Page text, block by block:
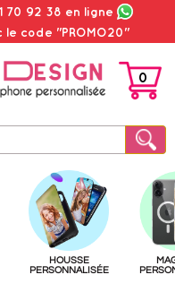
70 92 38 en ligne
code "PROMO20"
PANIER
0
HOUSSE
PERSONNALISÉE